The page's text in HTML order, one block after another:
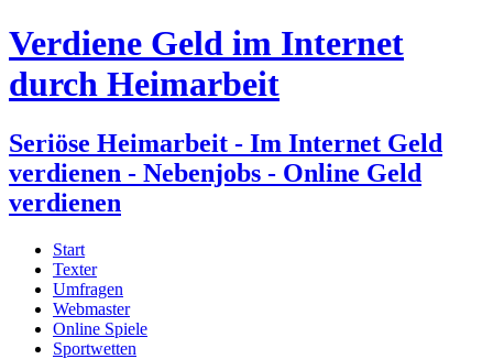
Verdiene Geld im Internet
durch Heimarbeit
Seriöse Heimarbeit - Im Internet Geld
verdienen - Nebenjobs - Online Geld
verdienen
Start
Texter
Umfragen
Webmaster
Online Spiele
Sportwetten